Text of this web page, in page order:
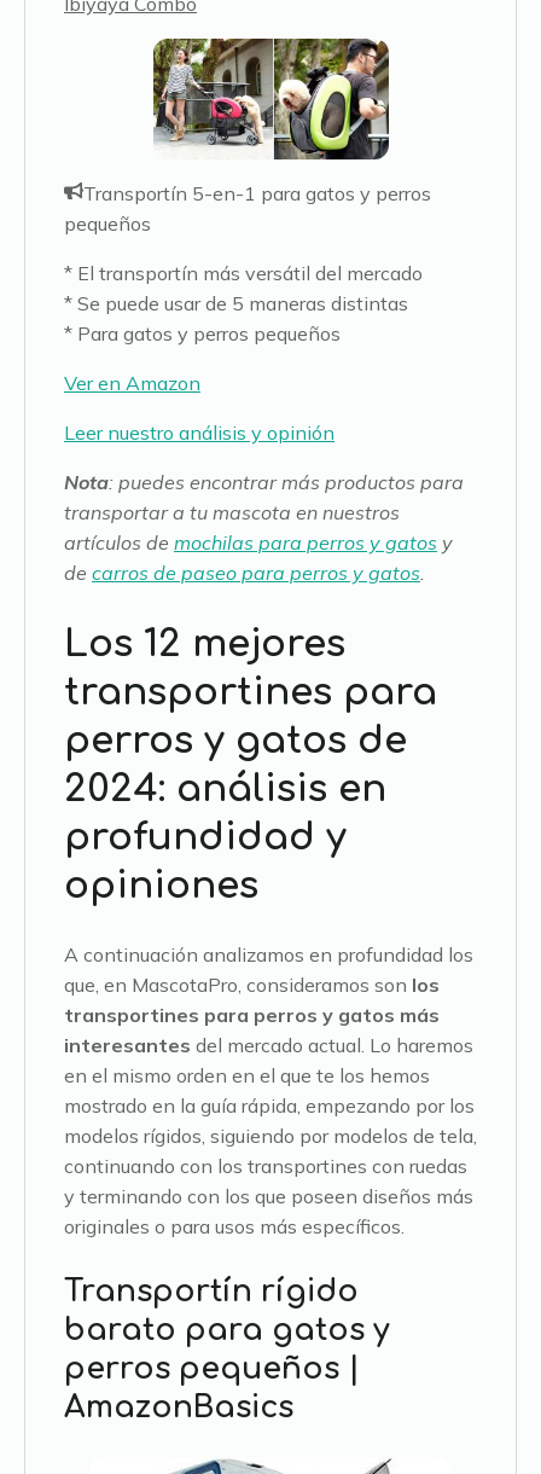
Transportín 5-en-1 para gatos y perros
pequeños
* El transportín más versátil del mercado
* Se puede usar de 5 maneras distintas
* Para gatos y perros pequeños
Ver en Amazon
Leer nuestro análisis y opinión
Nota: puedes encontrar más productos para
transportar a tu mascota en nuestros
artículos de mochilas para perros y gatos y
de carros de paseo para perros y gatos.
Los 12 mejores
transportines para
perros y gatos de
2024: análisis en
profundidad y
opiniones
A continuación analizamos en profundidad los
que, en MascotaPro, consideramos son los
transportines para perros y gatos más
interesantes del mercado actual. Lo haremos
en el mismo orden en el que te los hemos
mostrado en la guía rápida, empezando por los
modelos rígidos, siguiendo por modelos de tela,
continuando con los transportines con ruedas
y terminando con los que poseen diseños más
originales o para usos más específicos.
Transportín rígido
barato para gatos y
perros pequeños |
AmazonBasics